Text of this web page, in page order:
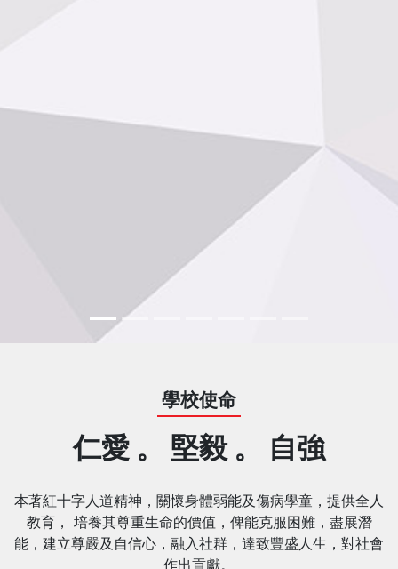
學校使命
仁愛 。 堅毅 。 自強
本著紅十字人道精神，關懷身體弱能及傷病學童，提供全人
教育， 培養其尊重生命的價值，俾能克服困難，盡展潛
能，建立尊嚴及自信心，融入社群，達致豐盛人生，對社會
作出貢獻。